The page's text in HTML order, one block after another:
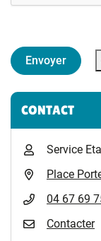
CONTACT
Service
Place
04 67 69
Contacter